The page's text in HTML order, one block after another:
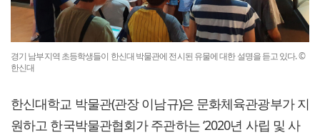
경기 남부지역 초등학생들이 한신대 박물관에 전시된 유물에 대한 설명을 듣고 있다. ©
한신대
한신대학교 박물관(관장 이남규)은 문화체육관광부가 지
원하고 한국박물관협회가 주관하는 ‘2020년 사립 및 사